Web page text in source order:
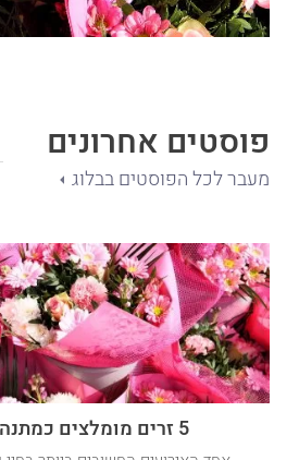
פוסטים אחרונים
מעבר לכל הפוסטים בבלוג
5 זרים מומלצים כמתנה ליום נישואין